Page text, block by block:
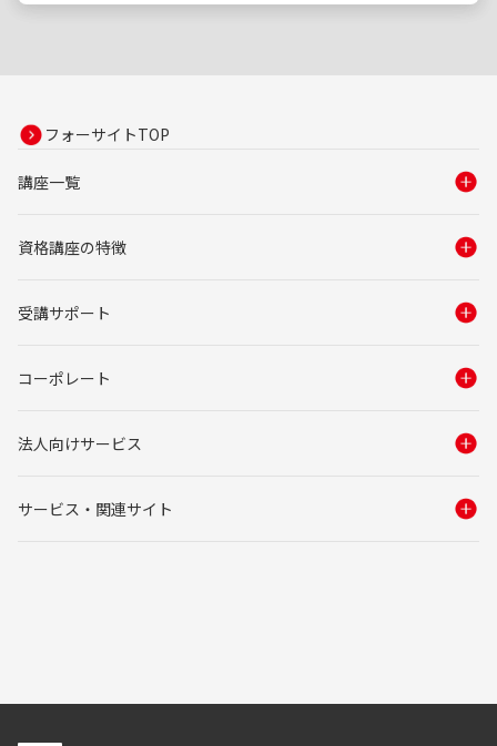
フォーサイトTOP
講座一覧
資格講座の特徴
受講サポート
コーポレート
法人向けサービス
サービス・関連サイト